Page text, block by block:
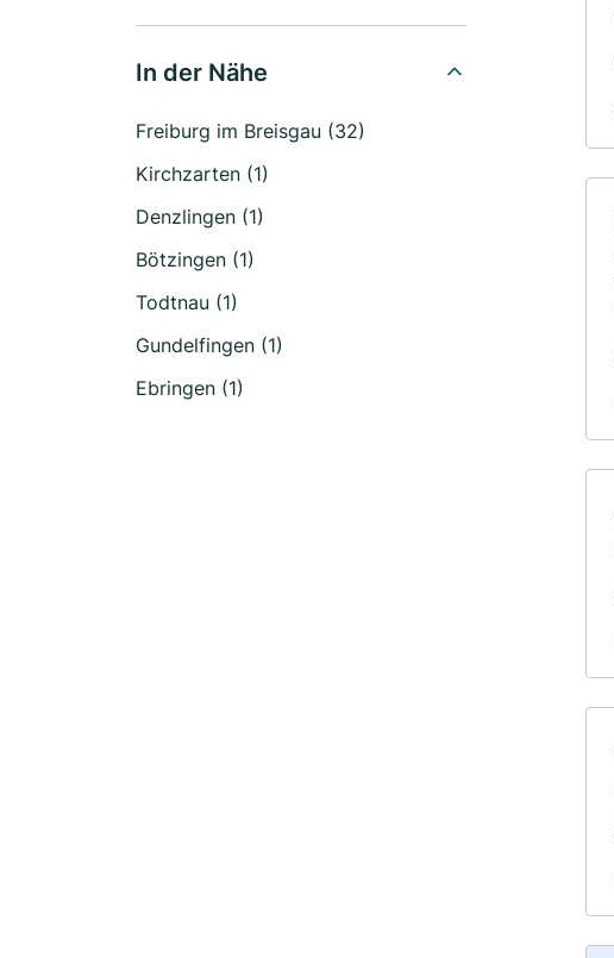
In der Nähe
Freiburg im Breisgau (32)
Kirchzarten (1)
Denzlingen (1)
Bötzingen (1)
Todtnau (1)
Gundelfingen (1)
Ebringen (1)